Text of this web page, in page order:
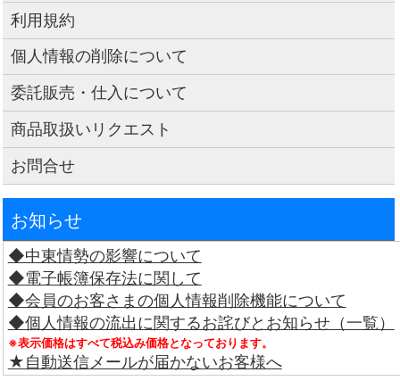
利用規約
個人情報の削除について
委託販売・仕入について
商品取扱いリクエスト
お問合せ
お知らせ
◆中東情勢の影響について
◆電子帳簿保存法に関して
◆会員のお客さまの個人情報削除機能について
◆個人情報の流出に関するお詫びとお知らせ（一覧）
※表示価格はすべて税込み価格となっております。
★自動送信メールが届かないお客様へ